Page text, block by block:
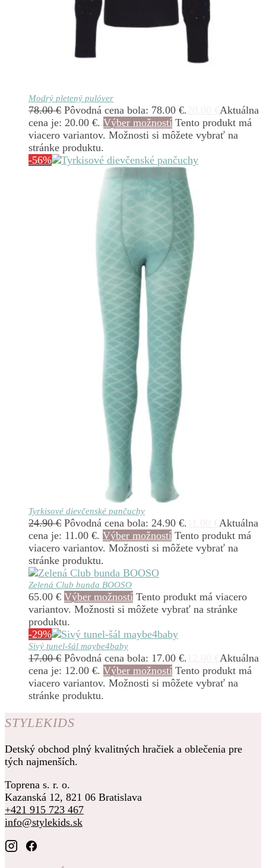
Modrý pletený pulóver
78.00€ Pôvodná cena bola: 78.00 €.
Aktuálna
cena je: 20.00 €. Výber možností Tento produkt má
viacero variantov. Možnosti si môžete vybrať na
stránke produktu.
-56%
Tyrkisové dievčenské pančuchy
24.90€ Pôvodná cena bola: 24.90 €.
Aktuálna
cena je: 11.00 €. Výber možností Tento produkt má
viacero variantov. Možnosti si môžete vybrať na
stránke produktu.
Zelená Club bunda BOOSO
65.00 € Výber možností Tento produkt má viacero
variantov. Možnosti si môžete vybrať na stránke
produktu.
-29%
Sivý tunel-šál maybe4baby
17.00€ Pôvodná cena bola: 17.00 €.
Aktuálna
cena je: 12.00 €. Výber možností Tento produkt má
viacero variantov. Možnosti si môžete vybrať na
stránke produktu.
STYLEKIDS
Detský obchod plný kvalitných hračiek a oblečenia pre
tých najmenších.
Toprena s. r. o.
Kazanská 12, 821 06 Bratislava
+421 915 723 467
info@stylekids.sk